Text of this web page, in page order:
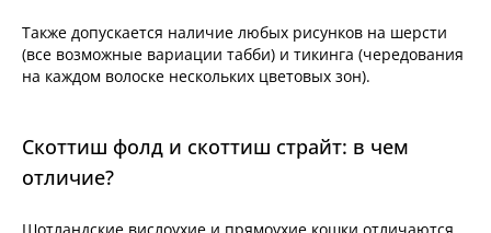
Также допускается наличие любых рисунков на шерсти
(все возможные вариации табби) и тикинга (чередования
на каждом волоске нескольких цветовых зон).
Скоттиш фолд и скоттиш страйт: в чем
отличие?
Шотландские вислоухие и прямоухие кошки отличаются